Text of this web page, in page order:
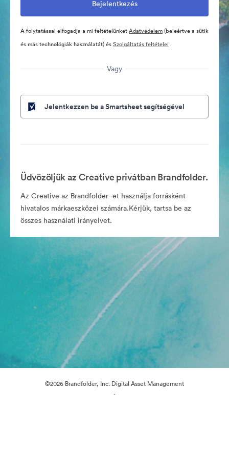
A folytatással elfogadja a mi feltételünketAdatvédelem(beleértve a sütik
és más technológiák használatát) ésSzolgáltatás feltételei
Vagy
Jelentkezzen be a Smartsheet segítségével
Üdvözöljük az Creative privátban Brandfolder.
Az Creative az Brandfolder -et használja forrásként
hivatalos márkaeszközei számára.Kérjük, tartsa be az
összes használati irányelvet.
©2026 Brandfolder, Inc. Digital Asset Management
·